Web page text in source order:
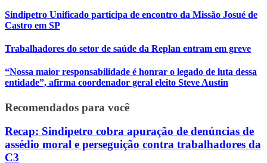
Sindipetro Unificado participa de encontro da Missão Josué de
Castro em SP
Trabalhadores do setor de saúde da Replan entram em greve
“Nossa maior responsabilidade é honrar o legado de luta dessa
entidade”, afirma coordenador geral eleito Steve Austin
Recomendados para você
Recap: Sindipetro cobra apuração de denúncias de
assédio moral e perseguição contra trabalhadores da
C3